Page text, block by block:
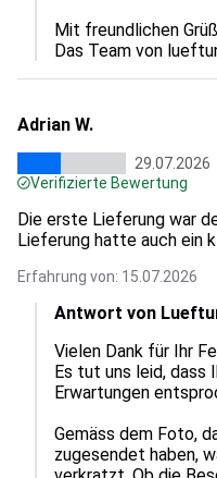
Mit freundlichen
Das Team von
Adrian W.
29.07.2026
Verifizierte Bewertung
Die erste Lieferung war
Lieferung hatte auch ein
Erfahrung von: 15.07.2026
Antwort von
Vielen Dank für Ihr
Es tut uns leid, dass
Erwartungen
Gemäss dem Foto,
zugesendet haben,